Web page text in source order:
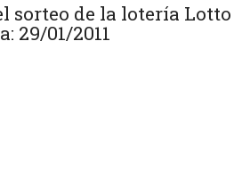
sorteo de la lotería Lotto
29/01/2011